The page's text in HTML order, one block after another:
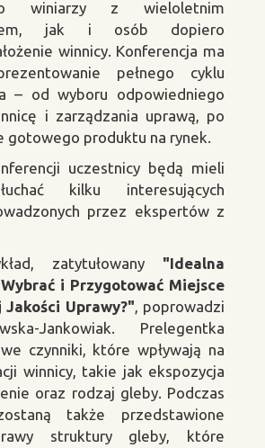
winiarzy z wieloletnim
jak i osób dopiero
winnicy. Konferencja ma
pełnego cyklu
– od wyboru odpowiedniego
i zarządzania uprawą, po
gotowego produktu na rynek.
uczestnicy będą mieli
kilku interesujących
przez ekspertów z
zatytułowany "Idealna
i Przygotować Miejsce
Jakości Uprawy?", poprowadzi
Jankowiak. Prelegentka
czynniki, które wpływają na
winnicy, takie jak ekspozycja
oraz rodzaj gleby. Podczas
także przedstawione
struktury gleby, które